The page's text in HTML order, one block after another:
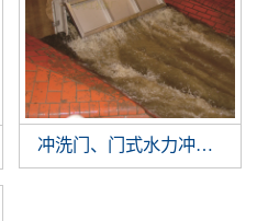
冲洗门、门式水力冲洗系统